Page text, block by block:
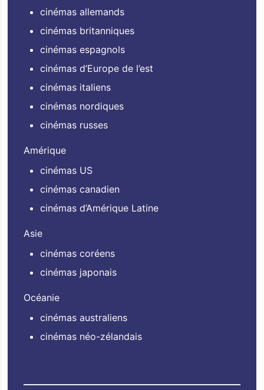
cinémas allemands
cinémas britanniques
cinémas espagnols
cinémas d’Europe de l’est
cinémas italiens
cinémas nordiques
cinémas russes
Amérique
cinémas US
cinémas canadien
cinémas d’Amérique Latine
Asie
cinémas coréens
cinémas japonais
Océanie
cinémas australiens
cinémas néo-zélandais